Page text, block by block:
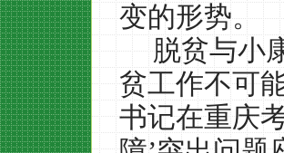
变的形势。
脱贫与小
贫工作不可
书记在重庆